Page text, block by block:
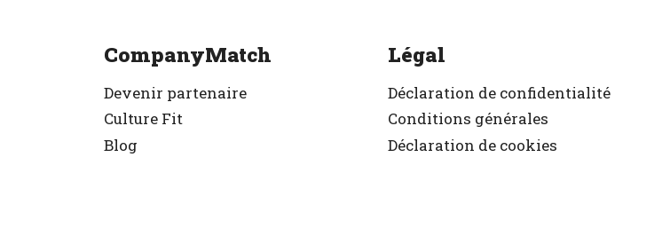
CompanyMatch
Devenir partenaire
Culture Fit
Blog
Légal
Déclaration de confidentialité
Conditions générales
Déclaration de cookies